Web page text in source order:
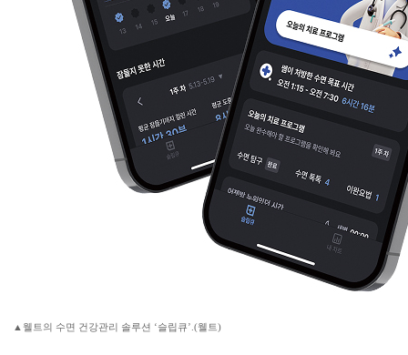
▲웰트의 수면 건강관리 솔루션 ‘슬립큐’.(웰트)